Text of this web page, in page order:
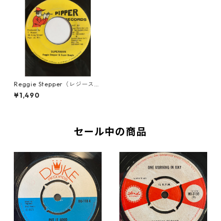
Reggie Stepper（レジーステ
ッパー）, Super Beagle（ス
ーパービーグル） - Superma
¥1,490
セール中の商品